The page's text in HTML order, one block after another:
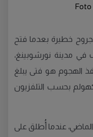
Foto
من العمر 19 عاماً بجروح خطيرة بعدما فتح
مدينة نورشوبينغ،
الهجوم هو فتى يبلغ
ستوكهولم بحسب التلفزيون
من العام الماضي، عندما أُطلق على